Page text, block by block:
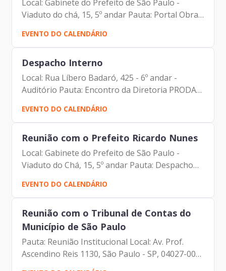
Local: Gabinete do Prefeito de São Paulo -
Viaduto do chá, 15, 5º andar Pauta: Portal Obras
Presidente | Prodam-SP - Ricardo Nunes -
Prefeito de São...
EVENTO DO CALENDÁRIO
Despacho Interno
Local: Rua Líbero Badaró, 425 - 6º andar -
Auditório Pauta: Encontro da Diretoria PRODAM
Participantes: - Francisco Forbes – Presidente |
Prodam-SP - Paulo Cabral - Assessor da
Presidência |...
EVENTO DO CALENDÁRIO
Reunião com o Prefeito Ricardo Nunes
Local: Gabinete do Prefeito de São Paulo -
Viaduto do Chá, 15, 5º andar Pauta: Despacho
Presidente | Prodam-SP - Ricardo Nunes -
Prefeito de São Paulo
EVENTO DO CALENDÁRIO
Reunião com o Tribunal de Contas do
Município de São Paulo
Pauta: Reunião Institucional Local: Av. Prof.
Ascendino Reis 1130, São Paulo - SP, 04027-000)
- 2º andar Participantes: - Francisco Forbes –